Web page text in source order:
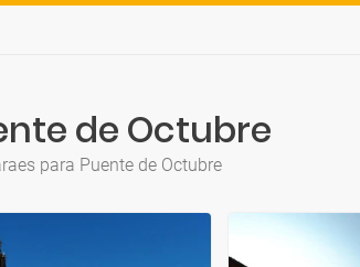
de Octubre
para Puente de Octubre